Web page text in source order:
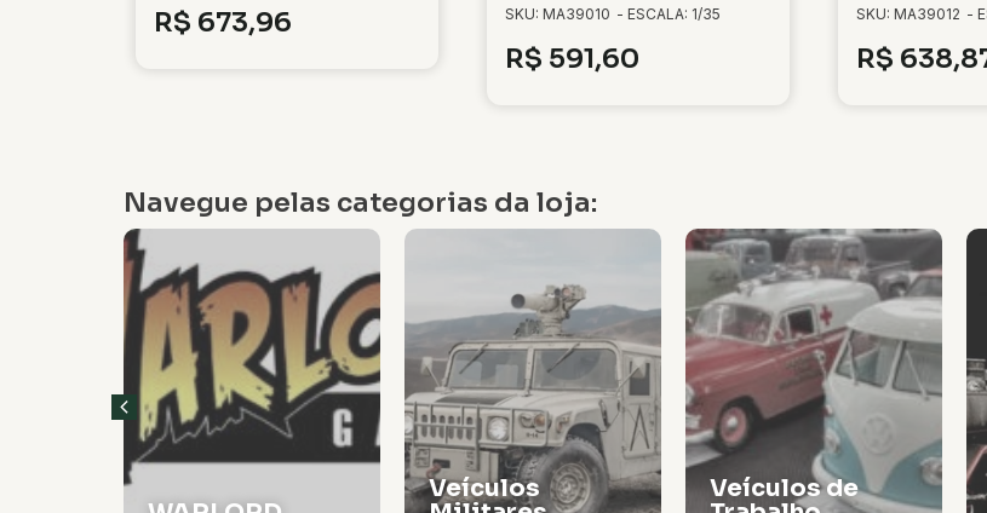
R$ 673,96 SKU: MA39010 - ESCALA: 1/35
R$ 591,60
SKU: MA39012 -
R$
Navegue pelas categorias da loja:
Veículos
Veículos de